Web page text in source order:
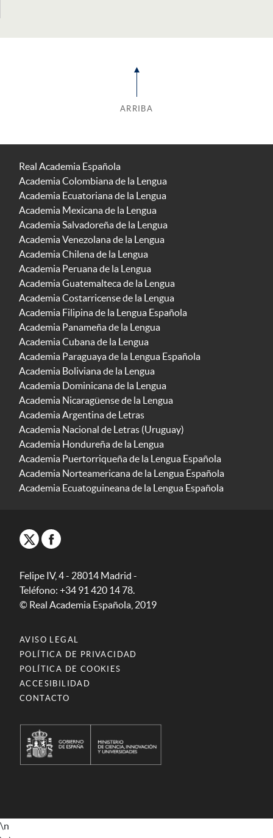
ARRIBA
Real Academia Española
Academia Colombiana de la Lengua
Academia Ecuatoriana de la Lengua
Academia Mexicana de la Lengua
Academia Salvadoreña de la Lengua
Academia Venezolana de la Lengua
Academia Chilena de la Lengua
Academia Peruana de la Lengua
Academia Guatemalteca de la Lengua
Academia Costarricense de la Lengua
Academia Filipina de la Lengua Española
Academia Panameña de la Lengua
Academia Cubana de la Lengua
Academia Paraguaya de la Lengua Española
Academia Boliviana de la Lengua
Academia Dominicana de la Lengua
Academia Nicaragüense de la Lengua
Academia Argentina de Letras
Academia Nacional de Letras (Uruguay)
Academia Hondureña de la Lengua
Academia Puertorriqueña de la Lengua Española
Academia Norteamericana de la Lengua Española
Academia Ecuatoguineana de la Lengua Española
Felipe IV, 4 - 28014 Madrid -
Teléfono: +34 91 420 14 78.
© Real Academia Española, 2019
AVISO LEGAL
POLÍTICA DE PRIVACIDAD
POLÍTICA DE COOKIES
ACCESIBILIDAD
CONTACTO
\n